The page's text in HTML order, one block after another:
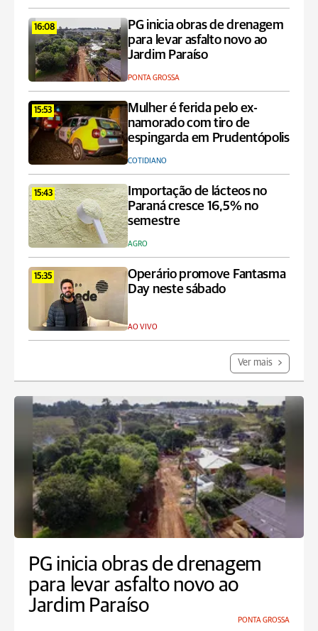
16:08
PG inicia obras de drenagem
para levar asfalto novo ao
Jardim Paraíso
PONTA GROSSA
15:53
Mulher é ferida pelo ex-
namorado com tiro de
espingarda em Prudentópolis
COTIDIANO
15:43
Importação de lácteos no
Paraná cresce 16,5% no
semestre
AGRO
15:35
Operário promove Fantasma
Day neste sábado
AO VIVO
Ver mais
PG inicia obras de drenagem
para levar asfalto novo ao
Jardim Paraíso
PONTA GROSSA